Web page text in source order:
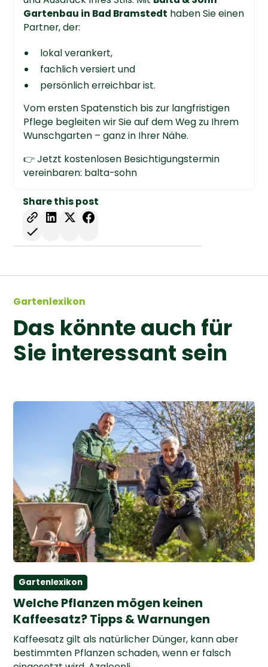
Gartenbau in Bad Bramstedt haben Sie einen
Partner, der:
lokal verankert,
fachlich versiert und
persönlich erreichbar ist.
Vom ersten Spatenstich bis zur langfristigen
Pflege begleiten wir Sie auf dem Weg zu Ihrem
Wunschgarten – ganz in Ihrer Nähe.
👉 Jetzt kostenlosen Besichtigungstermin
vereinbaren: balta-sohn
Share this post
Gartenlexikon
Das könnte auch für
Sie interessant sein
Gartenlexikon
Welche Pflanzen mögen keinen
Kaffeesatz? Tipps & Warnungen
Kaffeesatz gilt als natürlicher Dünger, kann aber
bestimmten Pflanzen schaden, wenn er falsch